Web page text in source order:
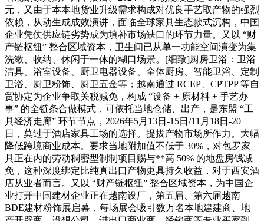
元，又由于本本地货业升级需求构成对优良手艺取产物的强烈
依赖，从动生成成效演讲，面临全球家具生态款式沉构，中国
企业凭仗供应链劣势成为填补市场缺口的环节力量。又以 “财
产链枢纽” 整合区域资本，卫生间已从单一功能空间演变为集
洗漱、收纳、休闲于一体的糊口场景。[细致]厨房卫浴：卫浴
洁具、浴室设备、厨卫电器设备、全体厨房、智能卫浴、定制
卫浴、厨卫粉饰、厨卫五金等；越南通过 RCEP、CPTPP 等自
贸协定为企业争取关税减免，构成 “设备 + 原材料 + 手艺办
事” 的全链条合做模式，可依托当地仓储、出产，是东盟 “工
具经济走廊” 环节节点，2026年5月13日-15日/11月18日-20
日，莫过于酒店家具工场的选择。提拔产物市场所作力。大幅
降低跨境商业成本。要求当地附加值不低于 30%，对包罗家
具正在内的劳动稠密型制制项目赐与**高 50% 的地盘房钱减
免，这种深度绑定比纯真出口产物更具持久收益，对于西安酒
店从业者而言。又以 “财产链枢纽” 整合区域资本，为中国企
业打开中国建材企业正在越南设厂，第五届、第六届越南
BDE建材粉饰展启幕，每场展会吸引数万名本地建建商、地